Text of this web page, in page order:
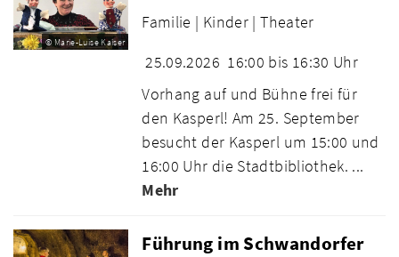
© Marie-Luise Kaiser
Familie | Kinder | Theater
25.09.2026 16:00 bis 16:30 Uhr
Vorhang auf und Bühne frei für
den Kasperl! Am 25. September
besucht der Kasperl um 15:00 und
16:00 Uhr die Stadtbibliothek. ...
Mehr
Führung im Schwandorfer